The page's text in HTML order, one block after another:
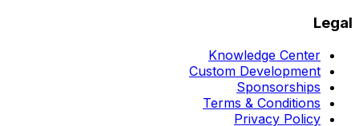
Legal
Knowledge Center
Custom Development
Sponsorships
Terms & Conditions
Privacy Policy